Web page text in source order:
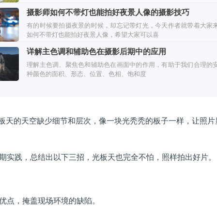
摄影师如何不带灯也能拍好夜景人像的摄影技巧
有的时候要拍摄夜景的时候，却忘记带灯光，今天作者就带着大家
如何不带灯也能拍好夜景人像，希望大家可以喜
详解主色调和辅助色在摄影后期中的应用
理解主色调、聚焦色和辅助色在画面中的作用，有助于我们合理的
种颜色的面积、形态、位置、色相、饱和度
天的天空缺少细节和层次，像一块光秃秃的板子一样，让照片
践，总结出以下三招，光板天也完全不怕，照样拍出好片。
点，掩盖现场环境的缺陷。